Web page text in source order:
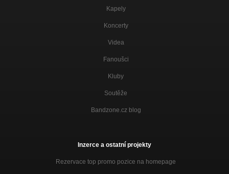
Kapely
Koncerty
Videa
Fanoušci
Kluby
Soutěže
Bandzone.cz blog
Inzerce a ostatní projekty
Rezervace top promo pozice na homepage